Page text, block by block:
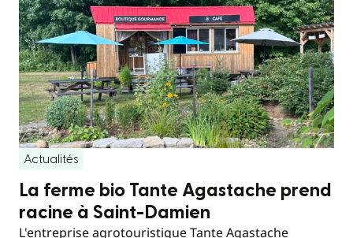
Actualités
La ferme bio Tante Agastache prend
racine à Saint-Damien
L'entreprise agrotouristique Tante Agastache